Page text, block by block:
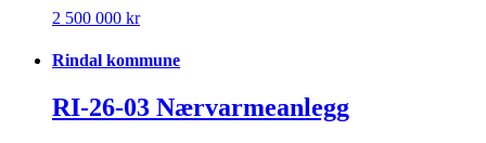
2 500 000 kr
Rindal kommune
RI-26-03 Nærvarmeanlegg